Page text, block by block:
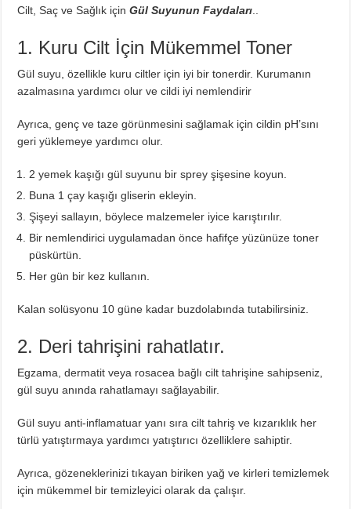
Cilt, Saç ve Sağlık içinGül Suyunun Faydaları
1. Kuru Cilt İçin Mükemmel Toner
Gül suyu, özellikle kuru ciltler için iyi bir tonerdir. Kurumanın
azalmasına yardımcı olur ve cildi iyi nemlendirir
Ayrıca, genç ve taze görünmesini sağlamak için cildin pH’sını
geri yüklemeye yardımcı olur.
2 yemek kaşığı gül suyunu bir sprey şişesine koyun.
Buna 1 çay kaşığı gliserin ekleyin.
Şişeyi sallayın, böylece malzemeler iyice karıştırılır.
Bir nemlendirici uygulamadan önce hafifçe yüzünüze toner
püskürtün.
Her gün bir kez kullanın.
Kalan solüsyonu 10 güne kadar buzdolabında tutabilirsiniz.
2. Deri tahrişini rahatlatır.
Egzama, dermatit veya rosacea bağlı cilt tahrişine sahipseniz,
gül suyu anında rahatlamayı sağlayabilir.
Gül suyu anti-inflamatuar yanı sıra cilt tahriş ve kızarıklık her
türlü yatıştırmaya yardımcı yatıştırıcı özelliklere sahiptir.
Ayrıca, gözeneklerinizi tıkayan biriken yağ ve kirleri temizlemek
için mükemmel bir temizleyici olarak da çalışır.